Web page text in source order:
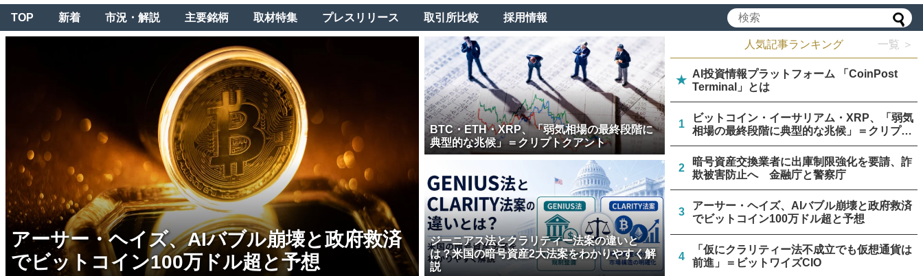
TOP 新着 市況・解説 主要銘柄 取材特集 プレスリリース 取引所比較 採用情報
アーサー・ヘイズ、AIバブル崩壊と政府救済
でビットコイン100万ドル超と予想
BTC・ETH・XRP、「弱気相場の最終段階に
典型的な兆候」＝クリプトクアント
ジーニアス法とクラリティー法案の違いと
は？米国の暗号資産2大法案をわかりやすく解
説
人気記事ランキング 一覧 ＞
★
AI投資情報プラットフォーム 「CoinPost
Terminal」とは
1
ビットコイン・イーサリアム・XRP、「弱気
相場の最終段階に典型的な兆候」＝クリプト
クアント
2
暗号資産交換業者に出庫制限強化を要請、詐
欺被害防止へ 金融庁と警察庁
3
アーサー・ヘイズ、AIバブル崩壊と政府救済
でビットコイン100万ドル超と予想
4
「仮にクラリティー法不成立でも仮想通貨は
前進」＝ビットワイズCIO